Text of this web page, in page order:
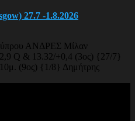
27.7 -1.8.2026
ΑΝΔΡΕΣ Μίλαν
Q & 13.32/+0,4 (3ος) {27/7}
(9ος) {1/8} Δημήτρης